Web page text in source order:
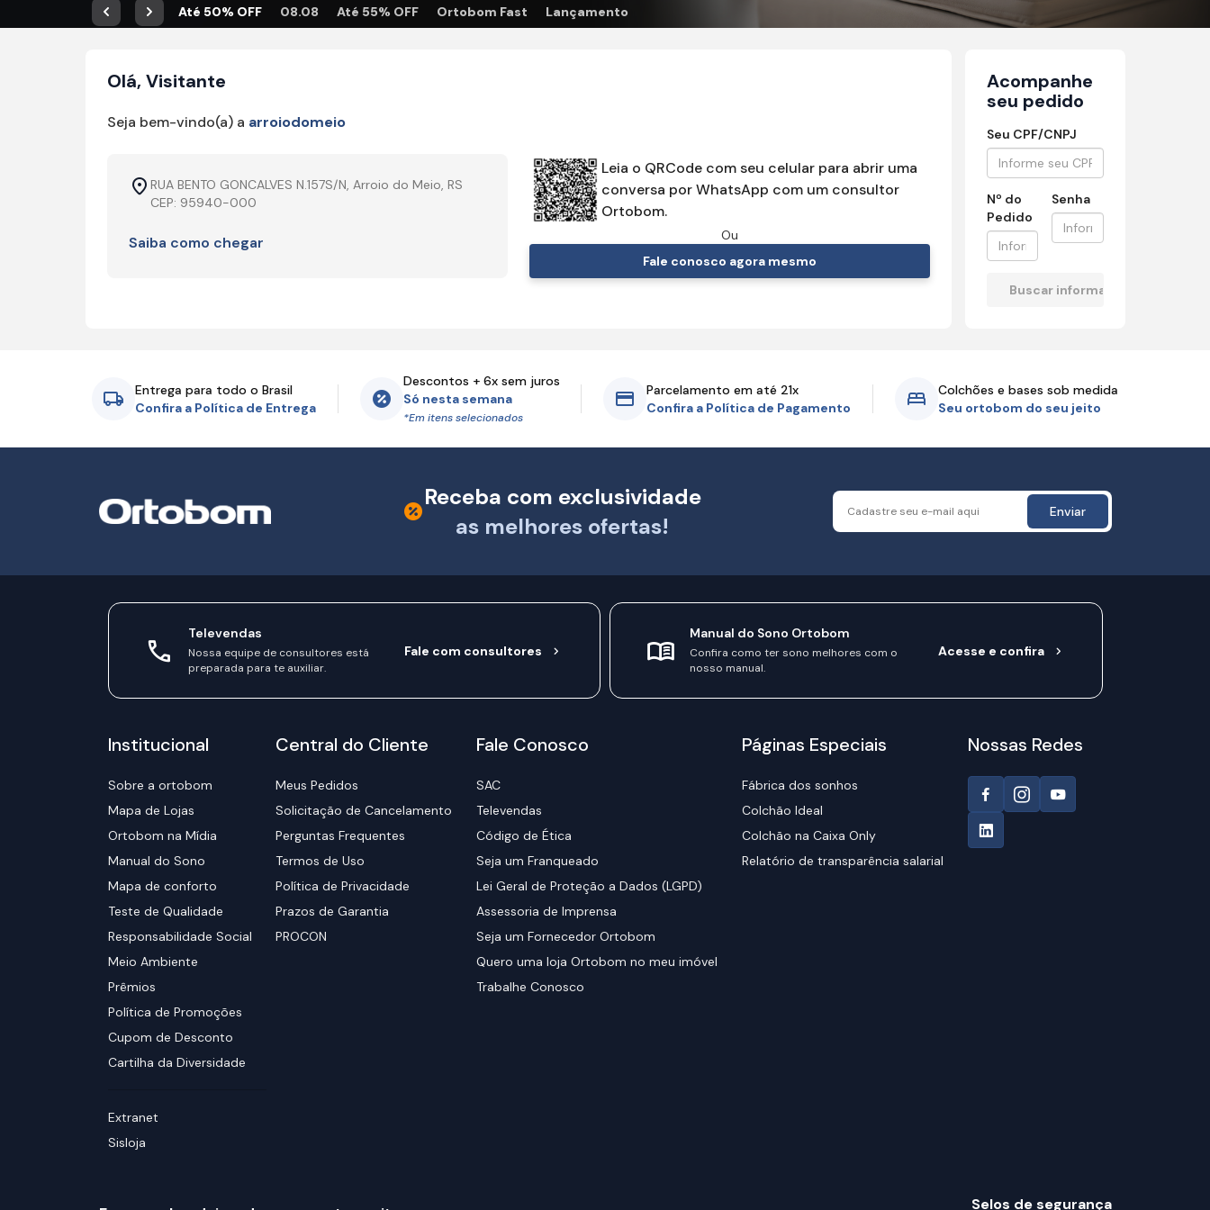
AnteriorPróximoAté 50% OFF 08.08 Até 55% OFF Ortobom Fast Lançamento
Olá, Visitante
Seja bem-vindo(a) a arroiodomeio
RUA BENTO GONCALVES N.157S/N, Arroio do Meio, RS
CEP: 95940-000
Saiba como chegar
Leia o QRCode com seu celular para abrir uma
conversa por WhatsApp com um consultor
Ortobom.
Ou
Fale conosco agora mesmo
Acompanhe
seu pedido
Seu CPF/CNPJ
Nº do
Pedido
Senha
Entrega para todo o Brasil
Confira a Política de Entrega
Descontos + 6x sem juros
Só nesta semana
*Em itens selecionados
Parcelamento em até 21x
Confira a Política de Pagamento
Colchões e bases sob medida
Seu ortobom do seu jeito
Receba com exclusividade
as melhores ofertas!
Enviar
Televendas
Nossa equipe de consultores está
preparada para te auxiliar.
Fale com consultores
Manual do Sono Ortobom
Confira como ter sono melhores com o
nosso manual.
Acesse e confira
Institucional
Sobre a ortobom
Mapa de Lojas
Ortobom na Mídia
Manual do Sono
Mapa de conforto
Teste de Qualidade
Responsabilidade Social
Meio Ambiente
Prêmios
Política de Promoções
Cupom de Desconto
Cartilha da Diversidade
Extranet
Sisloja
Central do Cliente
Meus Pedidos
Solicitação de Cancelamento
Perguntas Frequentes
Termos de Uso
Política de Privacidade
Prazos de Garantia
PROCON
Fale Conosco
SAC
Televendas
Código de Ética
Seja um Franqueado
Lei Geral de Proteção a Dados (LGPD)
Assessoria de Imprensa
Seja um Fornecedor Ortobom
Quero uma loja Ortobom no meu imóvel
Trabalhe Conosco
Páginas Especiais
Fábrica dos sonhos
Colchão Ideal
Colchão na Caixa Only
Relatório de transparência salarial
Nossas Redes
Selos de segurança